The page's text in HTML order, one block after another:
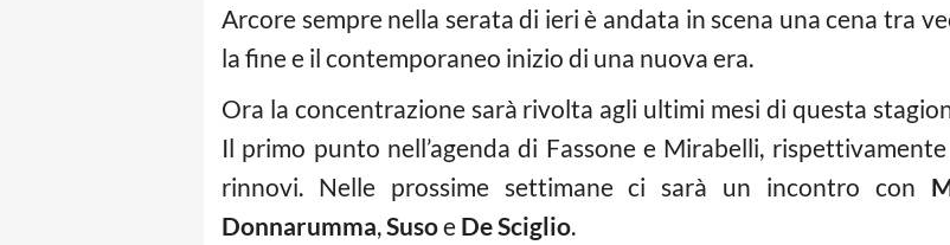
Arcore sempre nella serata di ieri è andata in scena una cena tra
la fine e il contemporaneo inizio di una nuova era.
Ora la concentrazione sarà rivolta agli ultimi mesi di questa
Il primo punto nell’agenda di Fassone e Mirabelli,
rinnovi. Nelle prossime settimane ci sarà un incontro con
Donnarumma,Susoe De Sciglio.